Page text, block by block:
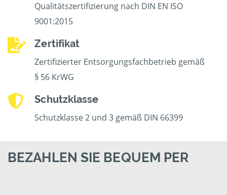
Qualitätszertifizierung nach DIN EN ISO
9001:2015
Zertifikat
Zertifizierter Entsorgungsfachbetrieb gemäß
§ 56 KrWG
Schutzklasse
Schutzklasse 2 und 3 gemäß DIN 66399
BEZAHLEN SIE BEQUEM PER